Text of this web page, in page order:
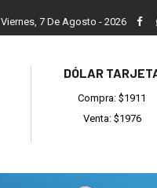
Reino recibió a instituciones y
Viernes, 7 De Agosto - 2026
DÓLAR
Compra: $1911
Venta: $1976